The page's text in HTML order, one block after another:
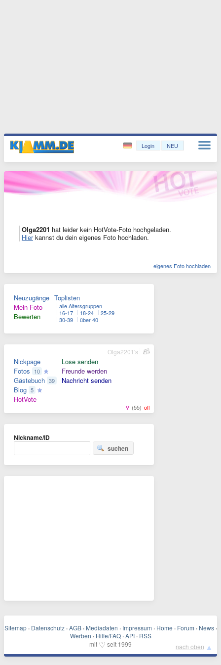
Login NEU
Olga2201 hat leider kein HotVote-Foto hochgeladen.
Hierkannst du dein eigenes Foto hochladen.
eigenes Foto hochladen
Neuzugänge
Mein Foto
Bewerten
Toplisten
alle Altersgruppen
16-17
18-24
25-29
30-39
über 40
Nickpage
Fotos
10
Gästebuch 39
Blog 5
HotVote
Lose senden
Freunde werden
Nachricht senden
(55) off
Olga2201's
Nickname/ID
suchen
Sitemap · Datenschutz · AGB · Mediadaten · Impressum · Home · Forum · News ·
Werben · Hilfe/FAQ · API · RSS
mit ♡ seit 1999 nach oben ▲